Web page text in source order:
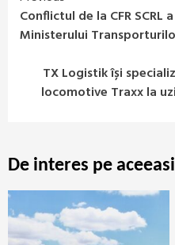
Reading
Conflictul de la CFR
Ministerului
TX Logistik își
locomotive Traxx la
De interes pe